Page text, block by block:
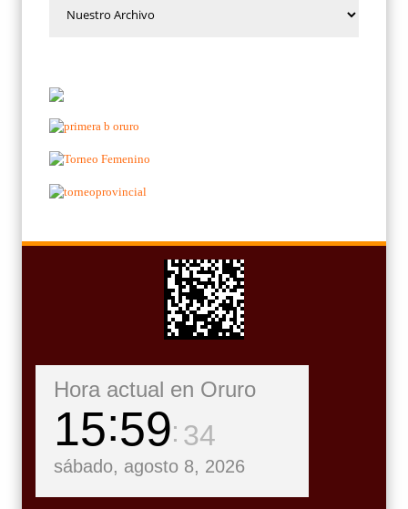
Hora actual en Oruro
15 59 35
sábado, agosto 8, 2026